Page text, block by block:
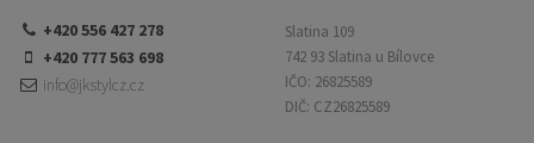
+420 556 427 278
+420 777 563 698
info@jkstylcz.cz
Slatina 109
742 93 Slatina u Bílovce
IČO: 26825589
DIČ: CZ26825589